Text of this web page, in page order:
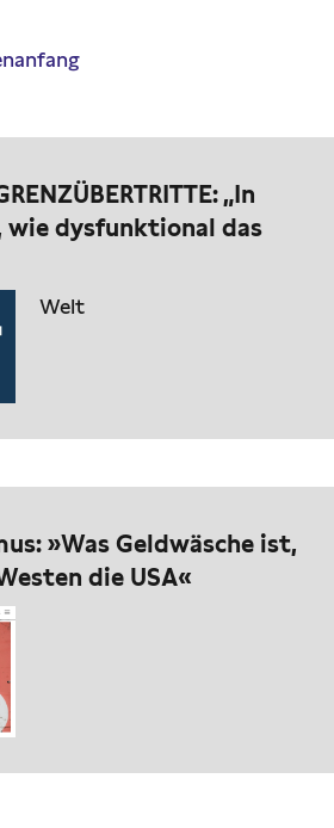
„In
wie dysfunktional das
Welt
»Was Geldwäsche ist,
die USA«